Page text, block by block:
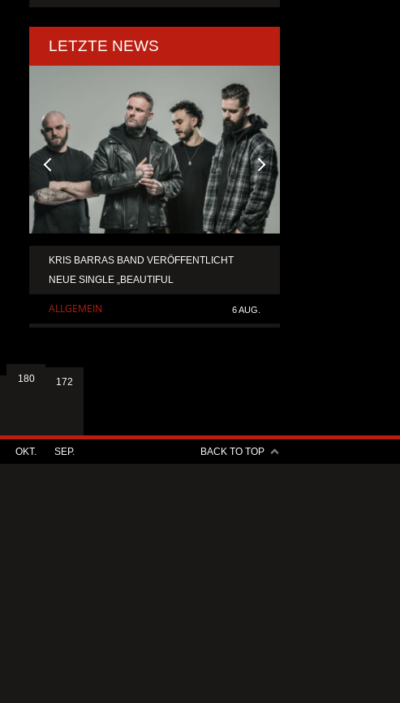
LETZTE NEWS
KRIS BARRAS BAND VERÖFFENTLICHT
NEUE SINGLE „BEAUTIFUL
ALLGEMEIN 6 AUG.
180
OKT.
172
SEP. BACK TO TOP